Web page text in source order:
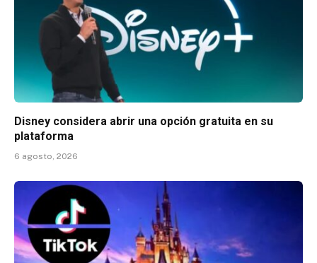
Disney considera abrir una opción gratuita en su
plataforma
6 agosto, 2026